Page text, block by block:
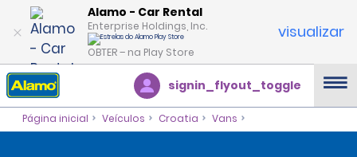
Alamo - Car Rental
Enterprise Holdings, Inc.
OBTER – na Play Store
visualizar
signin_flyout_toggle
Página inicial Veículos Croatia Vans